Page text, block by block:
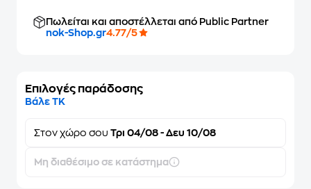
Πωλείται και αποστέλλεται από Public Partner
nok-Shop.gr4.77/5
Επιλογές παράδοσης
Βάλε ΤΚ
Στον χώρο σου Τρι 04/08 - Δευ 10/08
Μη διαθέσιμο σε κατάστημα